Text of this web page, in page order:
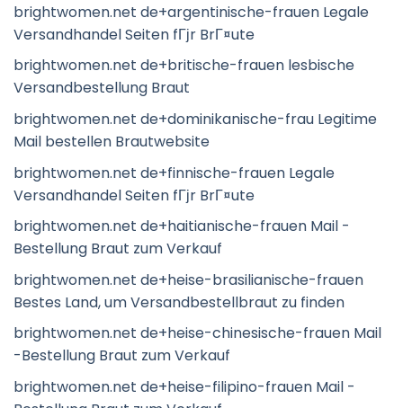
brightwomen.net de+argentinische-frauen Legale
Versandhandel Seiten fГјr BrГ¤ute
brightwomen.net de+britische-frauen lesbische
Versandbestellung Braut
brightwomen.net de+dominikanische-frau Legitime
Mail bestellen Brautwebsite
brightwomen.net de+finnische-frauen Legale
Versandhandel Seiten fГјr BrГ¤ute
brightwomen.net de+haitianische-frauen Mail -
Bestellung Braut zum Verkauf
brightwomen.net de+heise-brasilianische-frauen
Bestes Land, um Versandbestellbraut zu finden
brightwomen.net de+heise-chinesische-frauen Mail
-Bestellung Braut zum Verkauf
brightwomen.net de+heise-filipino-frauen Mail -